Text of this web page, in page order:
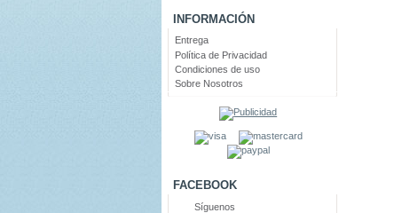
INFORMACIÓN
Entrega
Política de Privacidad
Condiciones de uso
Sobre Nosotros
FACEBOOK
Síguenos